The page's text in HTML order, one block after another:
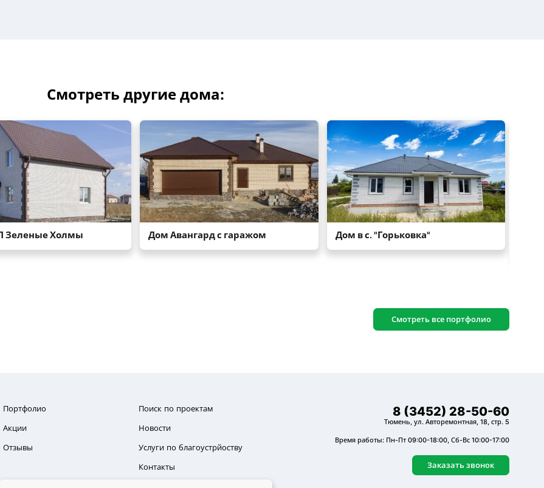
Смотреть другие дома:
Смотреть все портфолио
Портфолио
Акции
Отзывы
Поиск по проектам
Новости
Услуги по благоустрйоству
Контакты
8 (3452) 28-50-60
Тюмень, ул. Авторемонтная, 18, стр. 5
Время работы: Пн-Пт 09:00-18:00, Сб-Вс 10:00-17:00
Заказать звонок